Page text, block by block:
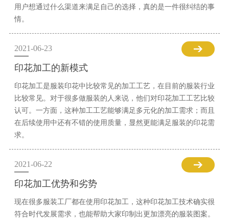
用户想通过什么渠道来满足自己的选择，真的是一件很纠结的事
情。
2021-06-23
印花加工的新模式
印花加工是服装印花中比较常见的加工工艺，在目前的服装行业
比较常见。对于很多做服装的人来说，他们对印花加工工艺比较
认可。一方面，这种加工工艺能够满足多元化的加工需求；而且
在后续使用中还有不错的使用质量，显然更能满足服装的印花需
求。
2021-06-22
印花加工优势和劣势
现在很多服装工厂都在使用印花加工，这种印花加工技术确实很
符合时代发展需求，也能帮助大家印制出更加漂亮的服装图案。